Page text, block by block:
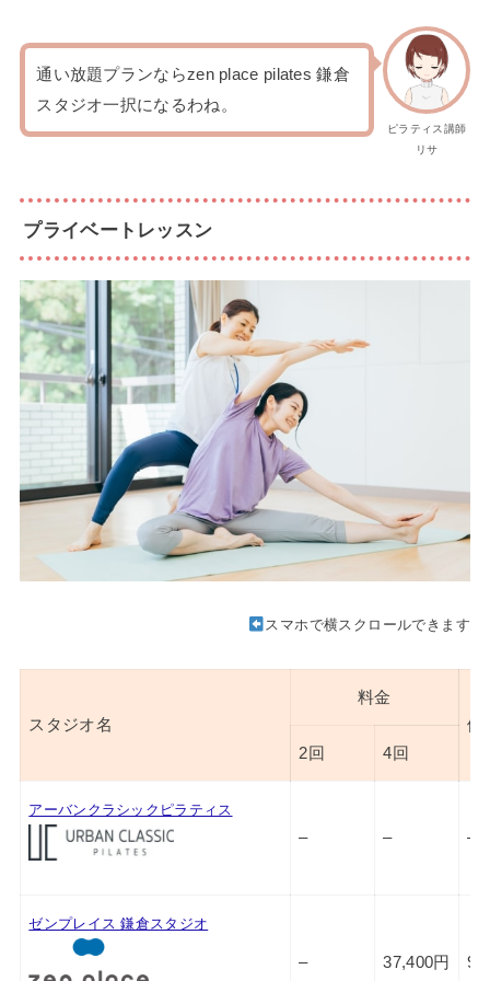
ピラティス講師
リサ
通い放題プランならzen place pilates 鎌倉
スタジオ一択になるわね。
プライベートレッスン
スマホで横スクロールできます
スタジオ名
料金
体
2回
4回
アーバンクラシックピラティス
– – –
ゼンプレイス 鎌倉スタジオ
– 37,400円